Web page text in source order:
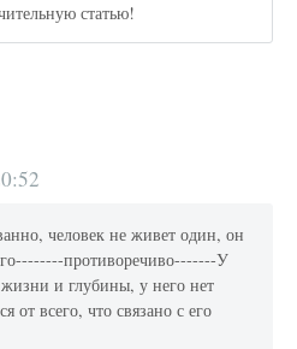
статью!
человек не живет один, он
противоречиво-------У
и глубины, у него нет
от всего, что связано с его